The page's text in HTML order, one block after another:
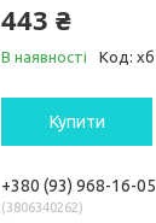
443 ₴
В наявності Код: хб
Купити
+380 (93) 968-16-05
3806340262